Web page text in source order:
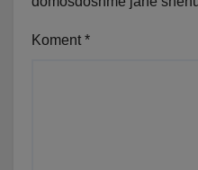
Koment *